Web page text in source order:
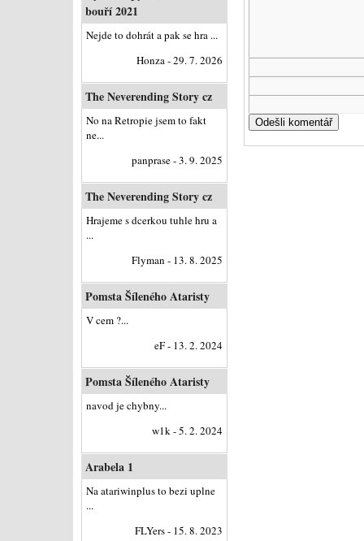
bouří 2021
Nejde to dohrát a pak se hra ...
Honza - 29. 7. 2026
The Neverending Story cz
No na Retropie jsem to fakt
ne...
panprase - 3. 9. 2025
The Neverending Story cz
Hrajeme s dcerkou tuhle hru a
...
Flyman - 13. 8. 2025
Pomsta Šíleného Ataristy
V cem ?...
eF - 13. 2. 2024
Pomsta Šíleného Ataristy
navod je chybny...
w1k - 5. 2. 2024
Arabela 1
Na atariwinplus to bezi uplne
...
FLYers - 15. 8. 2023